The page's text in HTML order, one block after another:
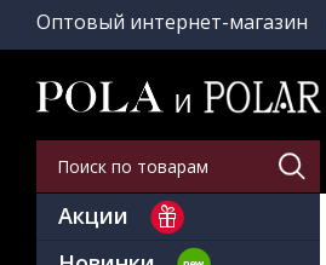
Оптовый интернет-магазин
Акции